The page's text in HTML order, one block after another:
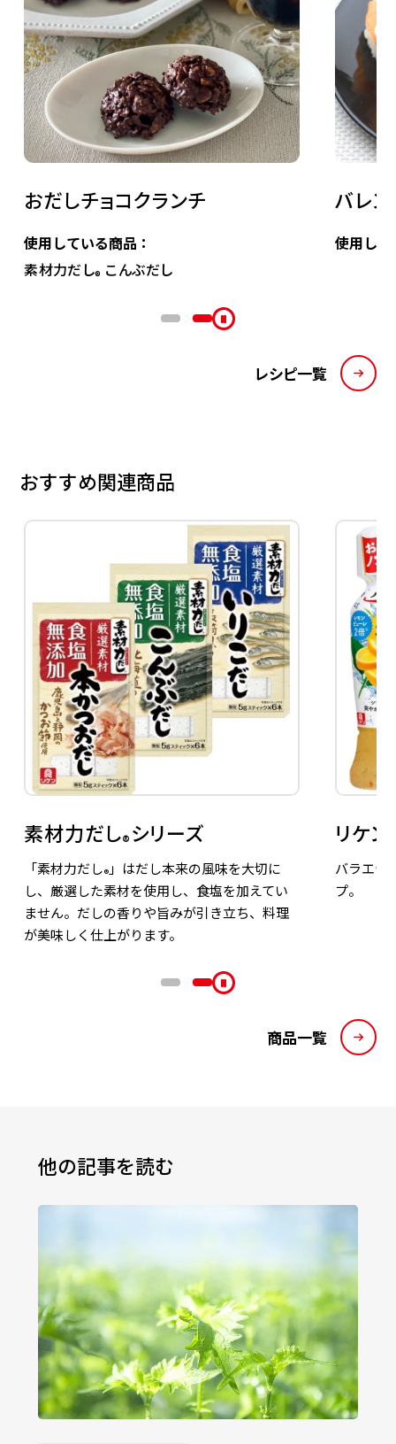
おだしチョコクランチ
使用している商品：
素材力だし® こんぶだし
バレ
使用し
レシピ一覧
おすすめ関連商品
素材力だし®シリーズ
「素材力だし® 」はだし本来の風味を大切に
し、厳選した素材を使用し、食塩を加えてい
ません。だしの香りや旨みが引き立ち、料理
が美味しく仕上がります。
リケ
バラエテ
プ。
商品一覧
他の記事を読む